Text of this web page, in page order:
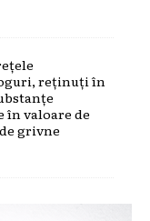
reținuți în
în valoare de
grivne